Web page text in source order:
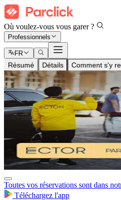
Où voulez-vous vous garer ?
Professionnels
FR
Résumé Détails Comment s'y
Toutes vos réservations sont dans
Téléchargez l'app